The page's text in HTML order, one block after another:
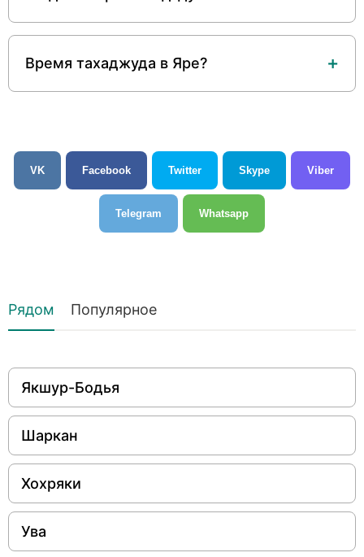
Время тахаджуда в Яре?
VK Facebook Twitter Skype Viber
Telegram Whatsapp
Рядом Популярное
Якшур-Бодья
Шаркан
Хохряки
Ува